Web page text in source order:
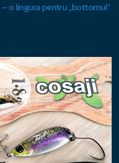
o lingura pentru „bottomul”